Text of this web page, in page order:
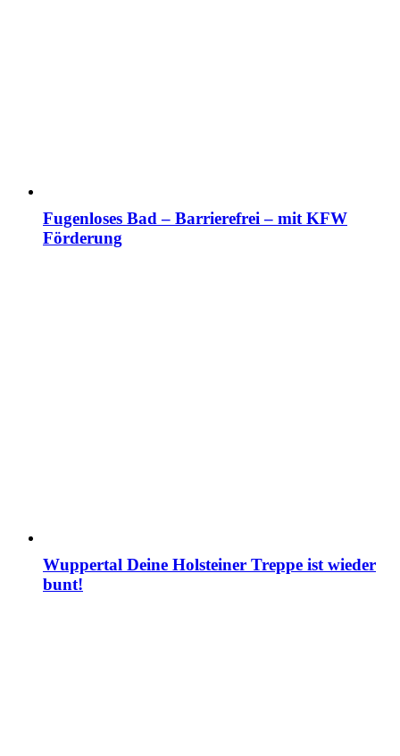
Fugenloses Bad – Barrierefrei – mit KFW
Förderung
Wuppertal Deine Holsteiner Treppe ist wieder
bunt!